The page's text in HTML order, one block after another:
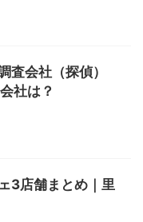
査会社（探偵）
社は？
3店舗まとめ｜里